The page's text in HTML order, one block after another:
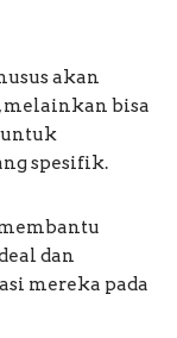
akan
bisa
untuk
spesifik.
dan
mereka pada